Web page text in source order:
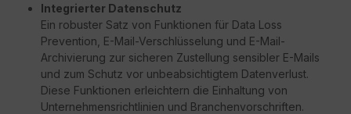
Integrierter Datenschutz
Ein robuster Satz von Funktionen für Data Loss
Prevention, E-Mail-Verschlüsselung und E-Mail-
Archivierung zur sicheren Zustellung sensibler E-Mails
und zum Schutz vor unbeabsichtigtem Datenverlust.
Diese Funktionen erleichtern die Einhaltung von
Unternehmensrichtlinien und Branchenvorschriften.